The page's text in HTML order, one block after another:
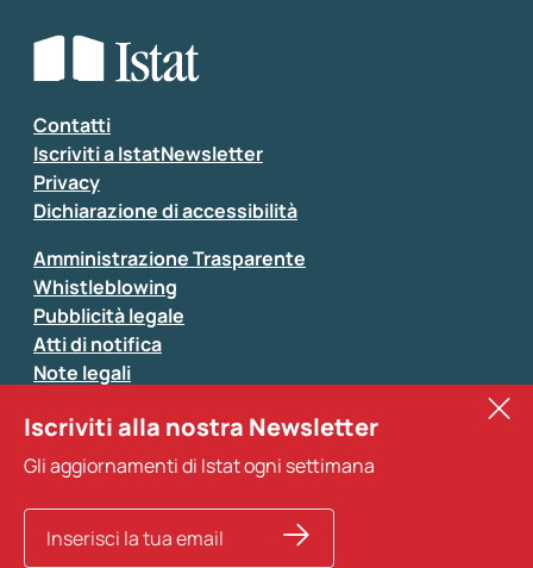
Seleziona la tipologia della segnalazione
Inserisci il tuo commento
Si prega di non fornire dati di natura personale (ad
esempio dati di contatto). Per ogni altra comunicazione
e per richiedere dati, pubblicazioni, file di microdati,
Contatti
Iscriviti a IstatNewsletter
Privacy
Dichiarazione di accessibilità
Amministrazione Trasparente
Whistleblowing
Pubblicità legale
Atti di notifica
Note legali
Sistan
Altri servizi
Iscriviti alla nostra Newsletter
Gli aggiornamenti di Istat ogni settimana